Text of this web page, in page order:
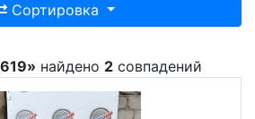
Сортировка
найдено 2 совпадений